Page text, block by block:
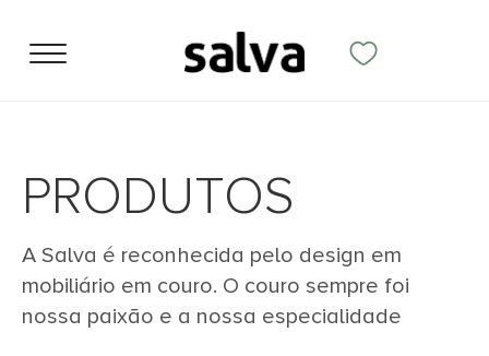
PRODUTOS
A Salva é reconhecida pelo design em
mobiliário em couro. O couro sempre foi
nossa paixão e a nossa especialidade